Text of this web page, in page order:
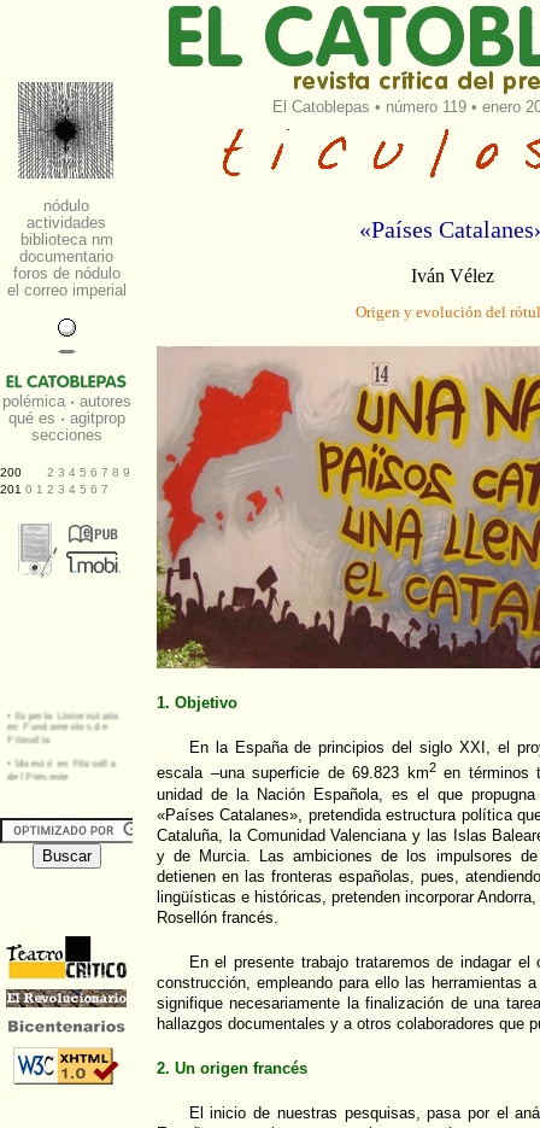
El Catoblepas • número 119• enero
«Países
Iván Vélez
Origen y evolución del
1. Objetivo
En la España de principios del siglo XXI, el
escala –una superficie de 69.823 km2en términos
unidad de la Nación Española, es el que
«Países Catalanes», pretendida estructura política
Cataluña, la Comunidad Valenciana y las Islas
y de Murcia. Las ambiciones de los impulsores
detienen en las fronteras españolas, pues,
lingüísticas e históricas, pretenden incorporar
Rosellón francés.
En el presente trabajo trataremos de indagar
construcción, empleando para ello las herramientas
signifique necesariamente la finalización de una
hallazgos documentales y a otros colaboradores que
2. Un origen francés
El inicio de nuestras pesquisas, pasa por el